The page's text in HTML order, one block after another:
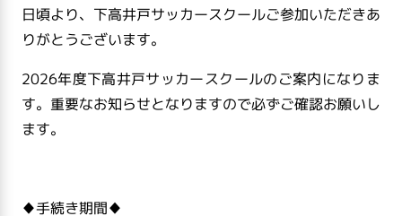
日頃より、下高井戸サッカースクールご参加いただきあ
りがとうございます。
2026年度下高井戸サッカースクールのご案内になりま
す。重要なお知らせとなりますので必ずご確認お願いし
ます。
♦手続き期間♦